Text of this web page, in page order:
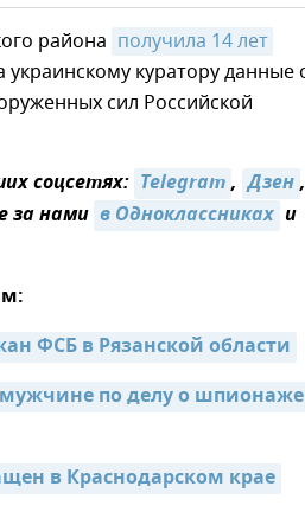
района получила 14 лет
куратору данные
сил Российской
соцсетях: Telegram, Дзен,
за нами в Одноклассниках и
ФСБ в Рязанской области
по делу о
в Краснодарском крае